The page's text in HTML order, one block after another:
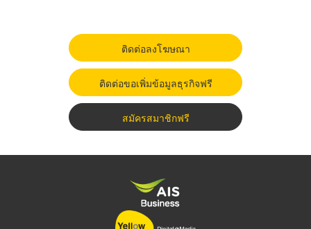
ติดต่อลงโฆษณา
ติดต่อขอเพิ่มข้อมูลธุรกิจฟรี
สมัครสมาชิกฟรี